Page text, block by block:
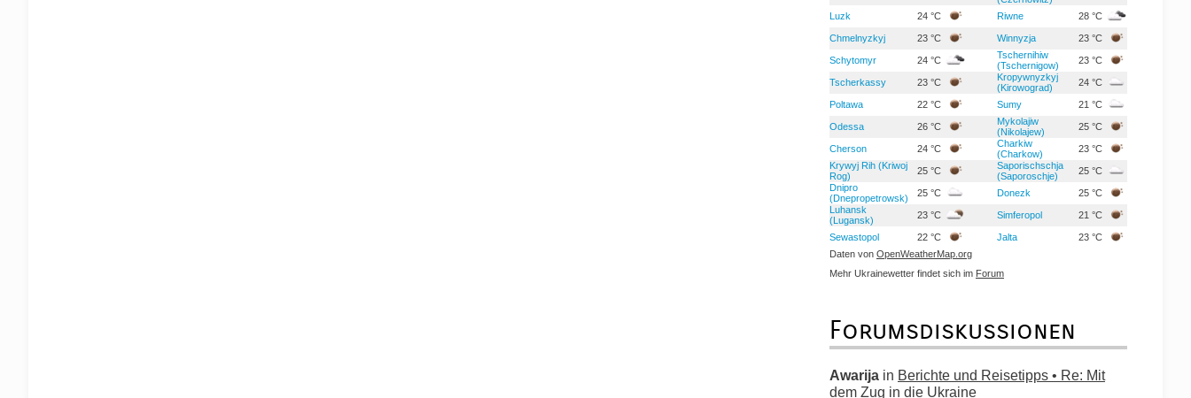
Luzk 24 °C Riwne 28 °C
Chmelnyzkyj 23 °C Winnyzja 23 °C
Schytomyr 24 °C
Tschernihiw
(Tschernigow)
23 °C
Tscherkassy 23 °C
Kropywnyzkyj
(Kirowograd)
24 °C
Poltawa 22 °C Sumy 21 °C
Odessa 26 °C
Mykolajiw
(Nikolajew)
25 °C
Cherson 24 °C
Charkiw
(Charkow)
23 °C
Krywyj Rih (Kriwoj
Rog)
25 °C
Saporischschja
(Saporoschje)
25 °C
Dnipro
(Dnepropetrowsk)
25 °C Donezk
25 °C
Luhansk
(Lugansk)
23 °C Simferopol 21 °C
Sewastopol 22 °C Jalta
23 °C
Daten von OpenWeatherMap.org
Mehr Ukrainewetter findet sich im Forum
Forumsdiskussionen
Awarija in Berichte und Reisetipps • Re: Mit
dem Zug in die Ukraine